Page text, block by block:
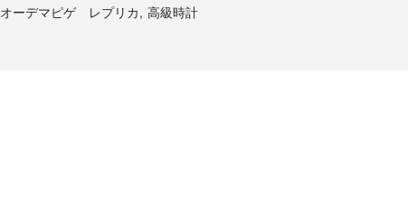
オーデマピゲ レプリカ, 高級時計